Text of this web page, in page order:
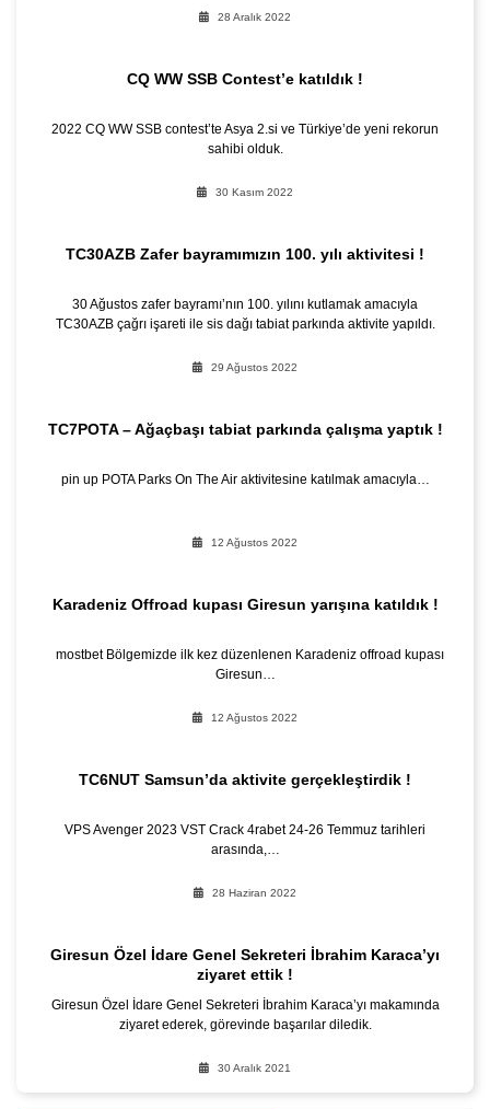
28 Aralık 2022
CQ WW SSB Contest’e katıldık !
2022 CQ WW SSB contest’te Asya 2.si ve Türkiye’de yeni rekorun
sahibi olduk.
30 Kasım 2022
TC30AZB Zafer bayramımızın 100. yılı aktivitesi !
30 Ağustos zafer bayramı’nın 100. yılını kutlamak amacıyla
TC30AZB çağrı işareti ile sis dağı tabiat parkında aktivite yapıldı.
29 Ağustos 2022
TC7POTA – Ağaçbaşı tabiat parkında çalışma yaptık !
pin up POTA Parks On The Air aktivitesine katılmak amacıyla…
12 Ağustos 2022
Karadeniz Offroad kupası Giresun yarışına katıldık !
mostbet Bölgemizde ilk kez düzenlenen Karadeniz offroad kupası
Giresun…
12 Ağustos 2022
TC6NUT Samsun’da aktivite gerçekleştirdik !
VPS Avenger 2023 VST Crack 4rabet 24-26 Temmuz tarihleri
arasında,…
28 Haziran 2022
Giresun Özel İdare Genel Sekreteri İbrahim Karaca’yı
ziyaret ettik !
Giresun Özel İdare Genel Sekreteri İbrahim Karaca’yı makamında
ziyaret ederek, görevinde başarılar diledik.
30 Aralık 2021